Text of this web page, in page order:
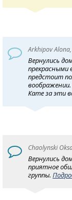
Arkhipov
Вернулись
предстоит
Кате за эти
Chaolynski
Вернулись
приятное
группы.